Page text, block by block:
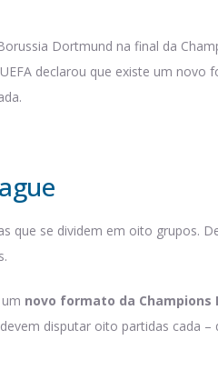
Dortmund na final da
declarou que existe um novo
que se dividem em oito grupos.
novo formato da Champions
disputar oito partidas cada